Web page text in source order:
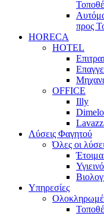
προς
HORECA
HOTEL
OFFICE
Illy
Λύσεις Φαγητού
Όλες οι
Υπηρεσίες